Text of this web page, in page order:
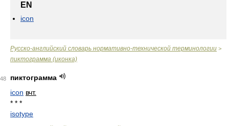
EN
icon
Русско-английский словарь нормативно-технической терминологии >
пиктограмма (иконка)
48
пиктограмма
icon вчт.
* * *
isotype